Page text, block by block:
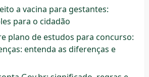
a vacina para gestantes:
para o cidadão
plano de estudos para concurso:
entenda as diferenças e